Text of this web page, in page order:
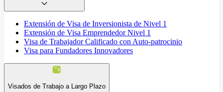
Extensión de Visa de Inversionista de Nivel 1
Extensión de Visa Emprendedor Nivel 1
Visa de Trabajador Calificado con Auto-patrocinio
Visa para Fundadores Innovadores
Visados de Trabajo a Largo Plazo